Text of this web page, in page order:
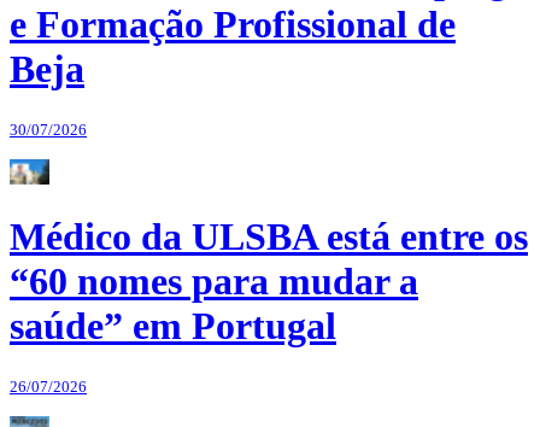
e Formação Profissional de
Beja
30/07/2026
Médico da ULSBA está entre os
“60 nomes para mudar a
saúde” em Portugal
26/07/2026